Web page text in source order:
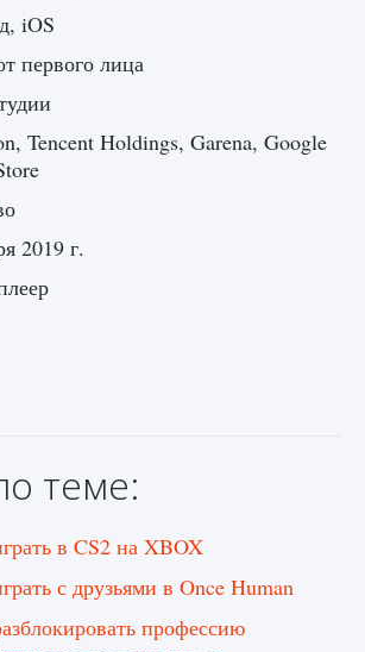
EA FC 25 beta,
предметы в Creatures of Ava
1 266 0 0
iOS
первого лица
Tencent Holdings, Garena, Google
2019 г.
теме:
в CS2 на XBOX
с друзьями в Once Human
профессию